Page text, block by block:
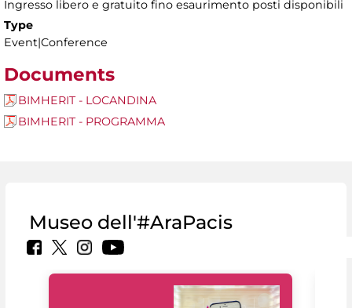
Ingresso libero e gratuito fino esaurimento posti disponibili
Type
Event|Conference
Documents
BIMHERIT - LOCANDINA
BIMHERIT - PROGRAMMA
Museo dell'#AraPacis